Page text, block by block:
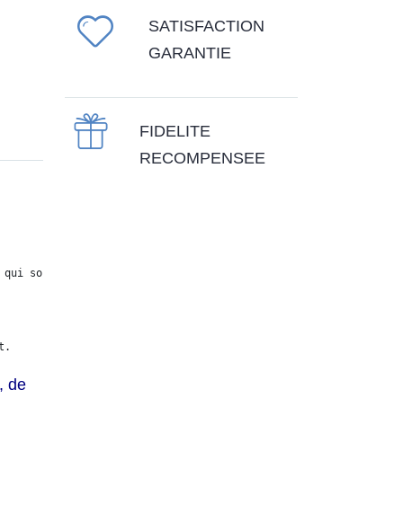
qui souhaitent plonger dans le monde de l'art
de
SATISFACTION
GARANTIE
FIDELITE
RECOMPENSEE